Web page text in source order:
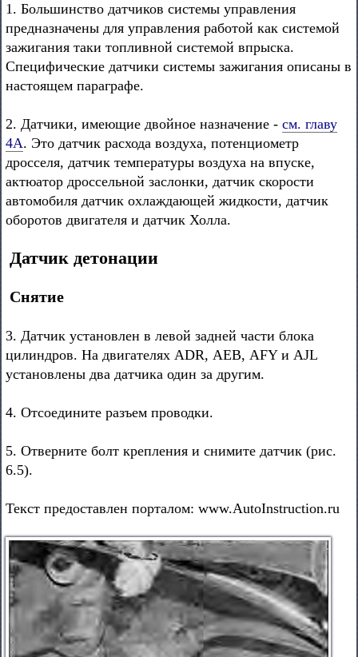
1. Большинство датчиков системы управления
предназначены для управления работой как системой
зажигания таки топливной системой впрыска.
Специфические датчики системы зажигания описаны в
настоящем параграфе.
2. Датчики, имеющие двойное назначение - см. главу
4А. Это датчик расхода воздуха, потенциометр
дросселя, датчик температуры воздуха на впуске,
актюатор дроссельной заслонки, датчик скорости
автомобиля датчик охлаждающей жидкости, датчик
оборотов двигателя и датчик Холла.
Датчик детонации
Снятие
3. Датчик установлен в левой задней части блока
цилиндров. На двигателях ADR, АЕВ, AFY и AJL
установлены два датчика один за другим.
4. Отсоедините разъем проводки.
5. Отверните болт крепления и снимите датчик (рис.
6.5).
Текст предоставлен порталом: www.AutoInstruction.ru